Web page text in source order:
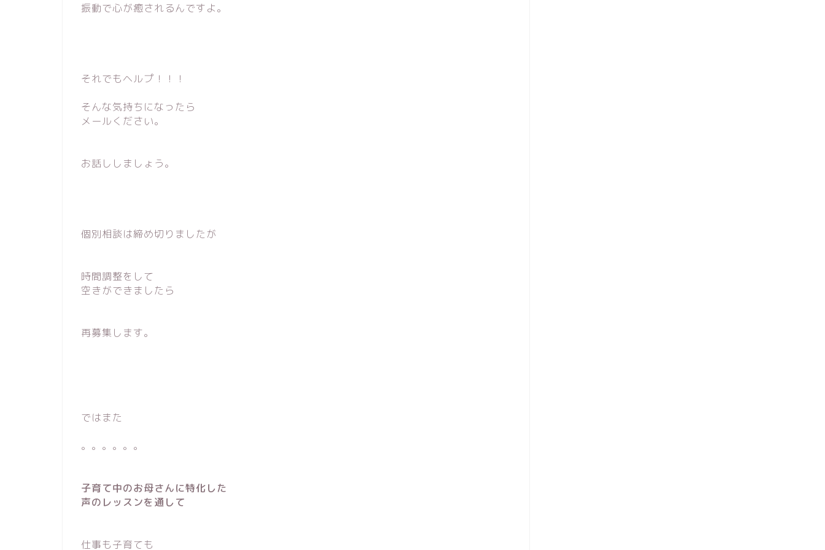
振動で心が癒されるんですよ。
それでもヘルプ！！！
そんな気持ちになったら
メールください。
お話ししましょう。
個別相談は締め切りましたが
時間調整をして
空きができましたら
再募集します。
ではまた
。。。。。。
子育て中のお母さんに特化した
声のレッスンを通して
仕事も子育ても